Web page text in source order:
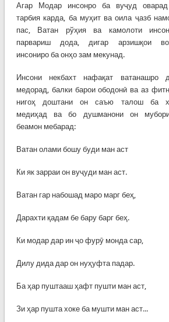
Агар Модар инсонро ба вуҷуд
тарбия карда, ба муҳит ва оила ҷазб
пас, Ватан рўҳия ва камолоти
парвариш дода, дигар арзишқои
инсониро ба онҳо зам мекунад.
Инсони некбахт нафақат ватанашро
медорад, балки барои ободонӣ ва аз
нигоҳ доштани он саъю талош ба
медиҳад ва бо душманони он
беамон мебарад:
Ватан олами бошу буди ман аст
Ки як зарраи он вуҷуди ман аст.
Ватан гар набошад маро марг беҳ,
Дарахти қадам бе бару барг беҳ.
Ки модар дар ин ҷо фурӯ монда сар,
Дилу дида дар он нуҳуфта падар.
Ба ҳар пуштааш ҳафт пушти ман аст,
Зи ҳар пушта хоке ба мушти ман аст...